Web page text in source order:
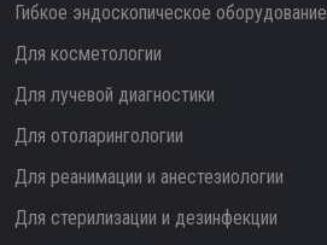
Гибкое эндоскопическое оборудование
Для косметологии
Для лучевой диагностики
Для отоларингологии
Для реанимации и анестезиологии
Для стерилизации и дезинфекции